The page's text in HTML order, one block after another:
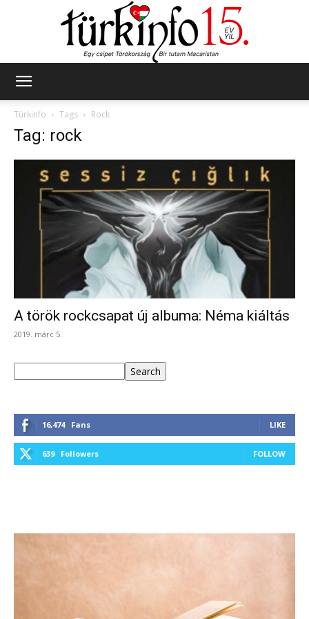
Türkinfo
Tags Rock
Tag: rock
A török rockcsapat új albuma: Néma kiáltás
2019. márc 5.
Search
16,474 Fans LIKE
639 Followers FOLLOW